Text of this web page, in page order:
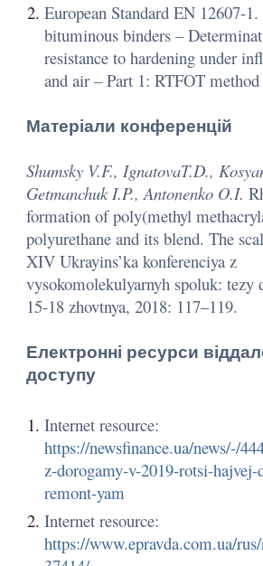
European Standard EN 12607-
bituminous binders –
resistance to hardening under
and air – Part 1: RTFOT method
Матеріали конференцій
Shumsky V.F., IgnatovaT.D.,
Getmanchuk I.P., Antonenko O.I.
formation of poly(methyl
polyurethane and its blend. The
XIV Ukrayins’ka konferenciya z
vysokomolekulyarnyh spoluk: tezy
15-18 zhovtnya, 2018: 117–119.
Електронні ресурси
доступу
Internet resource:
https://newsfinance.ua/news/-/
z-dorogamy-v-2019-rotsi-hajvej-
remont-yam
Internet resource:
https://www.epravda.com.ua/